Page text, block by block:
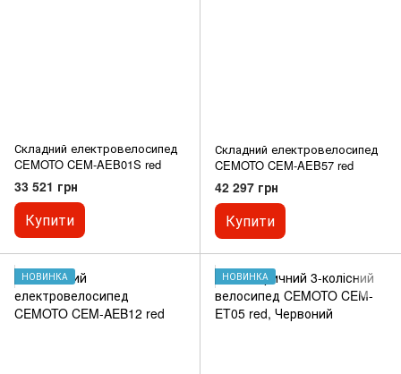
Складний електровелосипед
CEMOTO CEM-AEB01S red
33 521 грн
Купити
Складний електровелосипед
CEMOTO CEM-AEB57 red
42 297 грн
Купити
НОВИНКА НОВИНКА